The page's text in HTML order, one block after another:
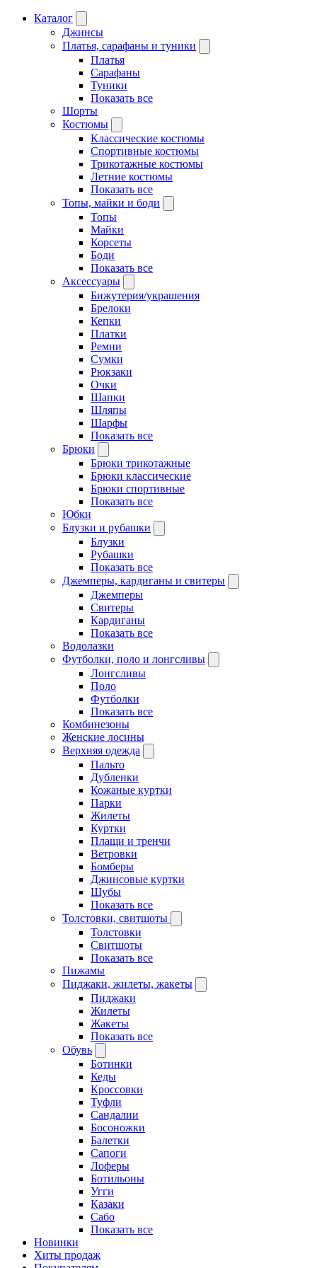
Каталог
Джинсы
Платья, сарафаны и туники
Платья
Сарафаны
Туники
Показать все
Шорты
Костюмы
Классические костюмы
Спортивные костюмы
Трикотажные костюмы
Летние костюмы
Показать все
Топы, майки и боди
Топы
Майки
Корсеты
Боди
Показать все
Аксессуары
Бижутерия/украшения
Брелоки
Кепки
Платки
Ремни
Сумки
Рюкзаки
Очки
Шапки
Шляпы
Шарфы
Показать все
Брюки
Брюки трикотажные
Брюки классические
Брюки спортивные
Показать все
Юбки
Блузки и рубашки
Блузки
Рубашки
Показать все
Джемперы, кардиганы и свитеры
Джемперы
Свитеры
Кардиганы
Показать все
Водолазки
Футболки, поло и лонгсливы
Лонгсливы
Поло
Футболки
Показать все
Комбинезоны
Женские лосины
Верхняя одежда
Пальто
Дубленки
Кожаные куртки
Парки
Жилеты
Куртки
Плащи и тренчи
Ветровки
Бомберы
Джинсовые куртки
Шубы
Показать все
Толстовки, свитшоты
Толстовки
Свитшоты
Показать все
Пижамы
Пиджаки, жилеты, жакеты
Пиджаки
Жилеты
Жакеты
Показать все
Обувь
Ботинки
Кеды
Кроссовки
Туфли
Сандалии
Босоножки
Балетки
Сапоги
Лоферы
Ботильоны
Угги
Казаки
Сабо
Показать все
Новинки
Хиты продаж